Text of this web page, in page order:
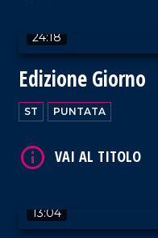
24:18
Edizione Giorno
ST PUNTATA
13:04